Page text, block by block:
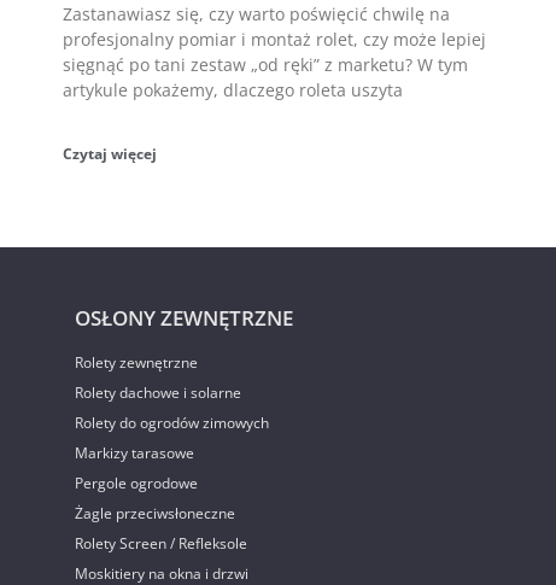
Zastanawiasz się, czy warto poświęcić chwilę na
profesjonalny pomiar i montaż rolet, czy może lepiej
sięgnąć po tani zestaw „od ręki” z marketu? W tym
artykule pokażemy, dlaczego roleta uszyta
Czytaj więcej
OSŁONY ZEWNĘTRZNE
Rolety zewnętrzne
Rolety dachowe i solarne
Rolety do ogrodów zimowych
Markizy tarasowe
Pergole ogrodowe
Żagle przeciwsłoneczne
Rolety Screen / Refleksole
Moskitiery na okna i drzwi